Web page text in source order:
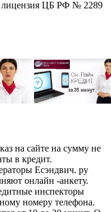
лицензия ЦБ РФ № 2289
на сайте на сумму не
в кредит.
Есэндвич. ру
онлайн -анкету.
инспекторы
номеру телефона.